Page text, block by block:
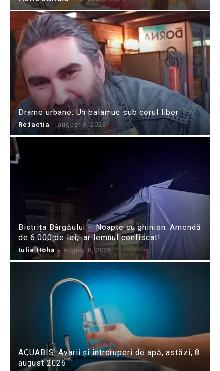
Drame urbane: Un balamuc sub cerul liber
Redactia - august 8, 2026
Bistrița Bârgăului – Noapte cu ghinion: Amendă
de 6.000 de lei, iar lemnul confiscat!
Iulia Hoha - august 8, 2026
AQUABIS: Avarii și întreruperi de apă, astăzi, 8
august 2026